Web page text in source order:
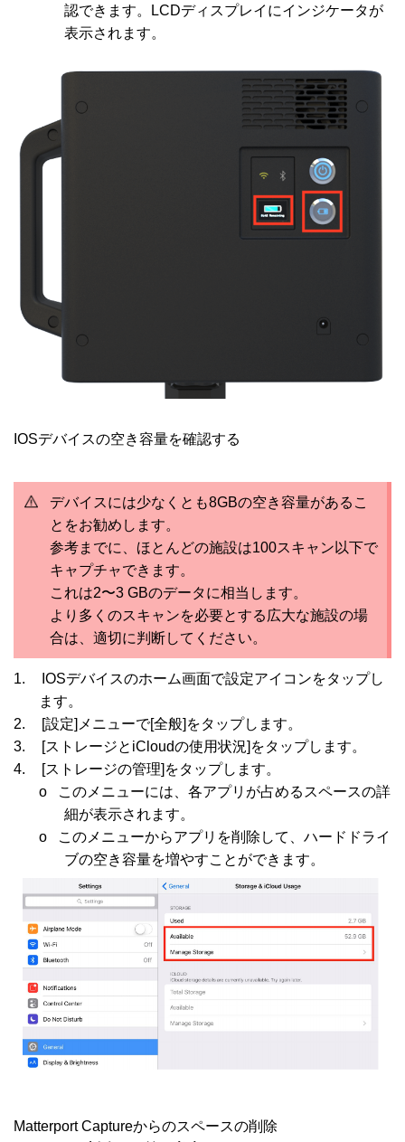
認できます。
LCDディスプレイにインジケータが
表示されます。
IOSデバイスの空き容量を確認する
デバイスには少なくとも8GBの空き容量があるこ
とをお勧めします。
参考までに、ほとんどの施設は100スキャン以下で
キャプチャできます。
これは2〜3 GBのデータに相当します。
より多くのスキャンを必要とする広大な施設の場
合は、適切に判断してください。
1.
IOSデバイスのホーム画面で設定アイコンをタップし
ます。
2.
[設定] メニューで[全般] をタップします。
3.
[ストレージと iCloudの使用状況] をタップします。
4.
[ストレージの管理] をタップします。
o
このメニューには、各アプリが占めるスペースの詳
細が表示されます。
o
このメニューからアプリを削除して、ハードドライ
ブの空き容量を増やすことができます。
Matterport Captureからのスペースの削除